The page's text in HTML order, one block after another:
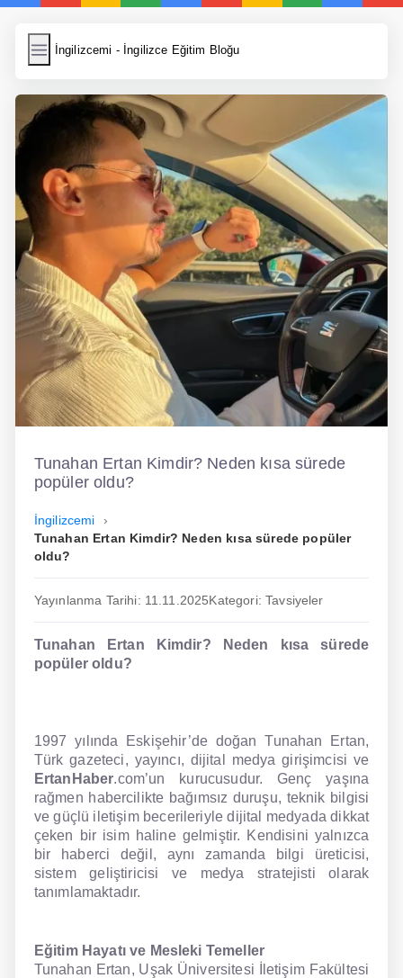
İngilizcemi - İngilizce Eğitim Bloğu
İngilizcemi
Resim Yükle
Wordpress Cache
Anasayfa
İngilizce Yemek Tarifleri
İngilizce Şarkı Sözleri
5 Günde İngilizce
Bilinçaltı İngilizce
İngilizce Biyografiler
İngilizce
Dil Eğitimi
En Hızlı İngilizce
En Uygun İngilizce
İngilizce Kursu Yorum
İngilizce Kursu
NLP İngilizce
Offline İngilizce
Sözlük
Tunahan Ertan Kimdir? Neden kısa sürede
popüler oldu?
İngilizcemi
Tunahan Ertan Kimdir? Neden kısa sürede popüler
oldu?
Yayınlanma Tarihi: 11.11.2025Kategori: Tavsiyeler
Tunahan Ertan Kimdir? Neden kısa sürede
popüler oldu?
1997 yılında Eskişehir’de doğan Tunahan Ertan,
Türk gazeteci, yayıncı, dijital medya girişimcisi ve
ErtanHaber.com’un kurucusudur. Genç yaşına
rağmen habercilikte bağımsız duruşu, teknik bilgisi
ve güçlü iletişim becerileriyle dijital medyada dikkat
çeken bir isim haline gelmiştir. Kendisini yalnızca
bir haberci değil, aynı zamanda bilgi üreticisi,
sistem geliştiricisi ve medya stratejisti olarak
tanımlamaktadır.
Eğitim Hayatı ve Mesleki Temeller
Tunahan Ertan, Uşak Üniversitesi İletişim Fakültesi